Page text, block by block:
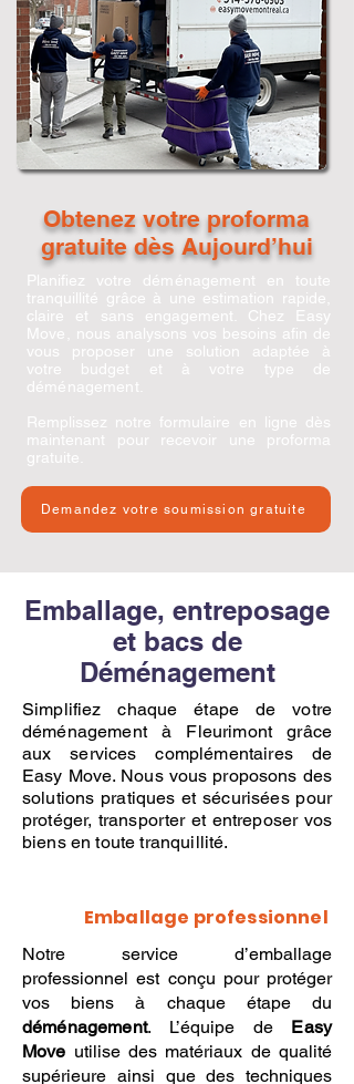
Obtenez votre proforma
gratuite dès Aujourd’hui
Planifiez votre déménagement en toute
tranquillité grâce à une estimation rapide,
claire et sans engagement. Chez Easy
Move , nous analysons vos besoins afin de
vous proposer une solution adaptée à
votre budget et à votre type de
déménagement
Remplissez notre formulaire en ligne dès
maintenant pour recevoir une proforma
gratuite.
Demandez votre soumission gratuite
Emballage, entreposage
et bacs de
Déménagement
Simplifiez chaque étape de votre
déménagement à Fleurimont grâce
aux services complémentaires de
Easy Move. Nous vous proposons des
solutions pratiques et sécurisées pour
protéger, transporter et entreposer vos
biens en toute tranquillité.
Emballage professionnel
Notre service d’emballage
professionnel est conçu pour protéger
vos biens à chaque étape du
déménagement. L’équipe de Easy
Move utilise des matériaux de qualité
supérieure ainsi que des techniques